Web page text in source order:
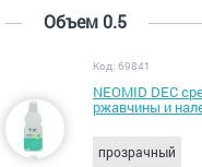
Объем 0.5
Код: 69841
NEOMID DEC
ржавчины и
прозрачный